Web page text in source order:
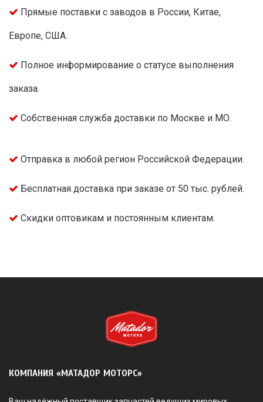
Прямые поставки с заводов в России, Китае,
Европе, США.
Полное информирование о статусе выполнения
заказа.
Собственная служба доставки по Москве и МО.
Отправка в любой регион Российской Федерации.
Бесплатная доставка при заказе от 50 тыс. рублей.
Скидки оптовикам и постоянным клиентам.
КОМПАНИЯ «МАТАДОР МОТОРС»